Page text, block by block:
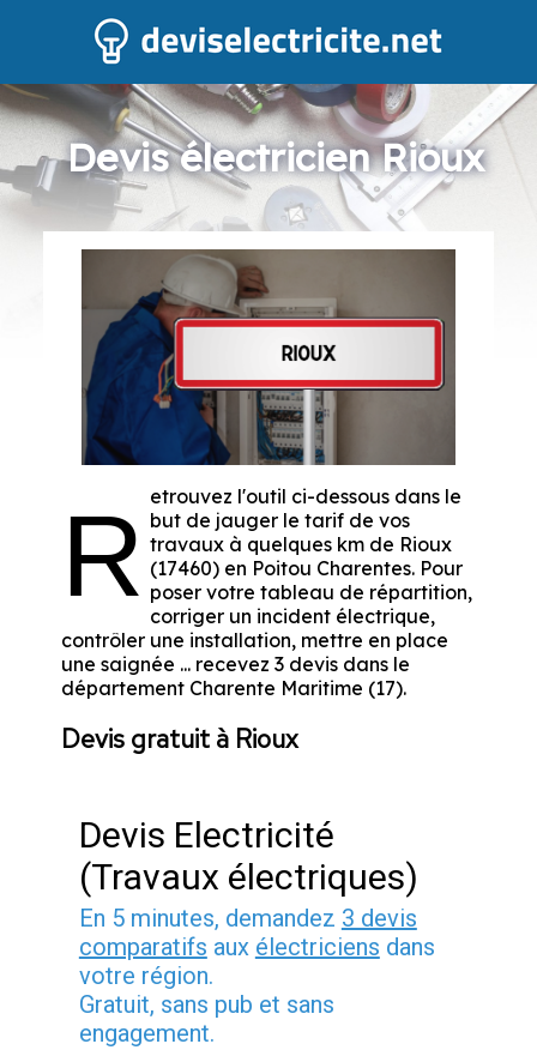
Devis électricien Rioux
R etrouvez l'outil ci-dessous dans le
but de jauger le tarif de vos
travaux à quelques km de Rioux
(17460) en Poitou Charentes. Pour
poser votre tableau de répartition,
corriger un incident électrique,
contrôler une installation, mettre en place
une saignée ... recevez 3 devis dans le
département Charente Maritime (17).
Devis gratuit à Rioux
Devis Electricité
(Travaux électriques)
En 5 minutes, demandez 3 devis
comparatifs aux électriciens dans
votre région.
Gratuit, sans pub et sans
engagement.